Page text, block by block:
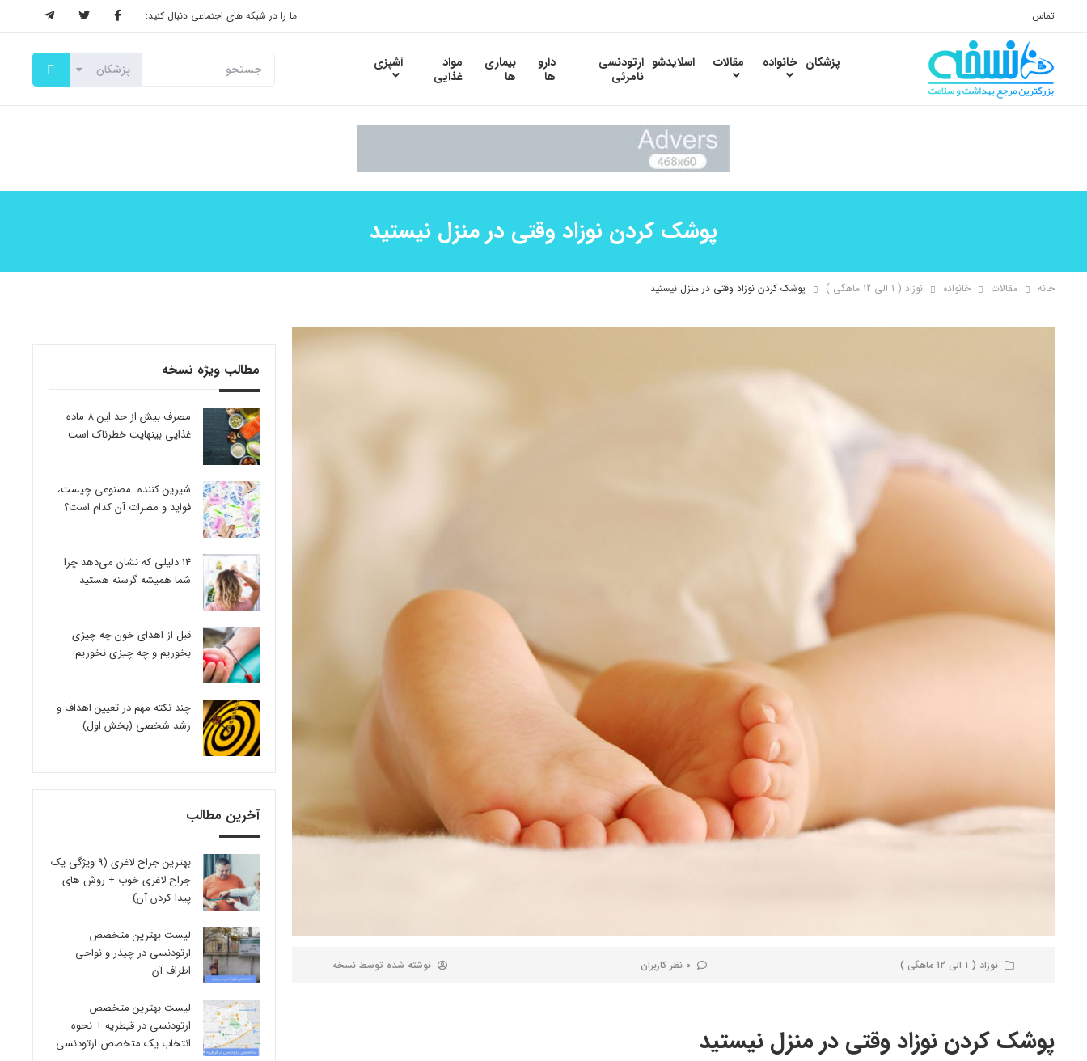
تماس ما را در شبکه های اجتماعی دنبال کنید:
پزشکان خانواده مقالات اسلایدشو ارتودنسی
نامرئی
دارو
ها
بیماری
ها
مواد
غذایی
آشپزی
پوشک کردن نوزاد وقتی در منزل نیستید
خانه مقالات خانواده نوزاد ( 1 الی 12 ماهگی ) پوشک کردن نوزاد وقتی در منزل نیستید
نوزاد ( 1 الی 12 ماهگی ) 0 نظر کاربران نوشته شده توسط نسخه
پوشک کردن نوزاد وقتی در منزل نیستید
مطالب ویژه نسخه
مصرف بیش از حد این 8 ماده
غذایی بینهایت خطرناک است
شیرین کننده مصنوعی چیست،
فواید و مضرات آن کدام است؟
14 دلیلی که نشان می‌دهد چرا
شما همیشه گرسنه هستید
قبل از اهدای خون چه چیزی
بخوریم و چه چیزی نخوریم
چند نکته مهم در تعیین اهداف و
رشد شخصی (بخش اول)
آخرین مطالب
بهترین جراح لاغری (9 ویژگی یک
جراح لاغری خوب + روش های
پیدا کردن آن)
لیست بهترین متخصص
ارتودنسی در چیذر و نواحی
اطراف آن
لیست بهترین متخصص
ارتودنسی در قیطریه + نحوه
انتخاب یک متخصص ارتودنسی